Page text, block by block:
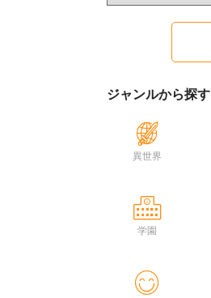
ジャンルから探す
異世界
学園